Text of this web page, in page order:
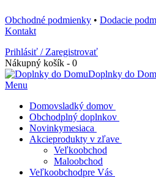
Obchodné podmienky • Dodacie
Kontakt
Prihlásiť / Zaregistrovať
Nákupný košík - 0
Doplnky do
Menu
Domovsladký domov
Obchodplný doplnkov
Novinkymesiaca
Akcieprodukty v zľave
Veľkoobchod
Maloobchod
Veľkoobchodpre Vás